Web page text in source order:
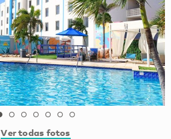
Ver todas fotos